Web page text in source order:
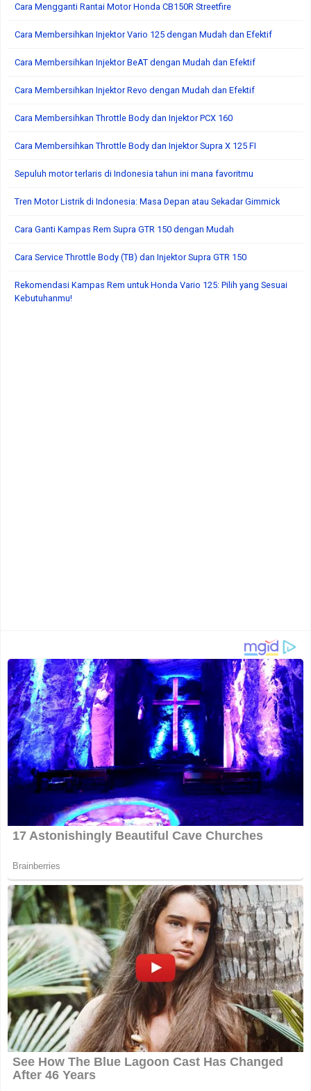
Cara Mengganti Rantai Motor Honda CB150R Streetfire
Cara Membersihkan Injektor Vario 125 dengan Mudah dan Efektif
Cara Membersihkan Injektor BeAT dengan Mudah dan Efektif
Cara Membersihkan Injektor Revo dengan Mudah dan Efektif
Cara Membersihkan Throttle Body dan Injektor PCX 160
Cara Membersihkan Throttle Body dan Injektor Supra X 125 FI
Sepuluh motor terlaris di Indonesia tahun ini mana favoritmu
Tren Motor Listrik di Indonesia: Masa Depan atau Sekadar Gimmick
Cara Ganti Kampas Rem Supra GTR 150 dengan Mudah
Cara Service Throttle Body (TB) dan Injektor Supra GTR 150
Rekomendasi Kampas Rem untuk Honda Vario 125: Pilih yang Sesuai
Kebutuhanmu!